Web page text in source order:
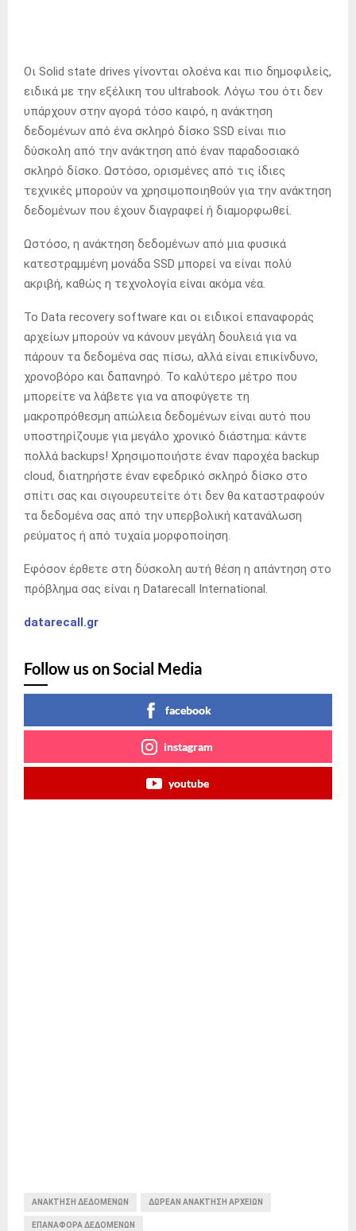
Οι Solid state drives γίνονται ολοένα και πιο δημοφιλείς,
ειδικά με την εξέλικη του ultrabook. Λόγω του ότι δεν
υπάρχουν στην αγορά τόσο καιρό, η ανάκτηση
δεδομένων από ένα σκληρό δίσκο SSD είναι πιο
δύσκολη από την ανάκτηση από έναν παραδοσιακό
σκληρό δίσκο. Ωστόσο, ορισμένες από τις ίδιες
τεχνικές μπορούν να χρησιμοποιηθούν για την ανάκτηση
δεδομένων που έχουν διαγραφεί ή διαμορφωθεί.
Ωστόσο, η ανάκτηση δεδομένων από μια φυσικά
κατεστραμμένη μονάδα SSD μπορεί να είναι πολύ
ακριβή, καθώς η τεχνολογία είναι ακόμα νέα.
Το Data recovery software και οι ειδικοί επαναφοράς
αρχείων μπορούν να κάνουν μεγάλη δουλειά για να
πάρουν τα δεδομένα σας πίσω, αλλά είναι επικίνδυνο,
χρονοβόρο και δαπανηρό. Το καλύτερο μέτρο που
μπορείτε να λάβετε για να αποφύγετε τη
μακροπρόθεσμη απώλεια δεδομένων είναι αυτό που
υποστηρίζουμε για μεγάλο χρονικό διάστημα: κάντε
πολλά backups! Χρησιμοποιήστε έναν παροχέα backup
cloud, διατηρήστε έναν εφεδρικό σκληρό δίσκο στο
σπίτι σας και σιγουρευτείτε ότι δεν θα καταστραφούν
τα δεδομένα σας από την υπερβολική κατανάλωση
ρεύματος ή από τυχαία μορφοποίηση.
Εφόσον έρθετε στη δύσκολη αυτή θέση η απάντηση στο
πρόβλημα σας είναι η Datarecall International.
datarecall.gr
Follow us on Social Media
facebook
instagram
youtube
ΑΝΑΚΤΗΣΗ ΔΕΔΟΜΕΝΩΝ ΔΩΡΕΑΝ ΑΝΑΚΤΗΣΗ ΑΡΧΕΙΩΝ
ΕΠΑΝΑΦΟΡΑ ΔΕΔΟΜΕΝΩΝ